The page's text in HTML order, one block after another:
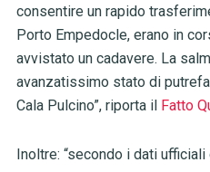
consentire un rapido
Porto Empedocle, erano in
avvistato un cadavere. La
avanzatissimo stato di
Cala Pulcino”, riporta il Fatto
Inoltre: “secondo i dati